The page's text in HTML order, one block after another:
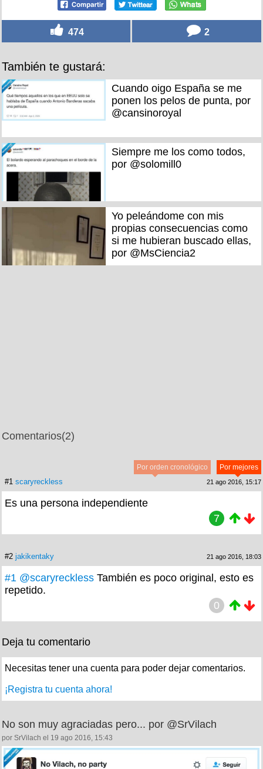
474 2
También te gustará:
Cuando oigo España se me
ponen los pelos de punta, por
@cansinoroyal
Siempre me los como todos,
por @solomill0
Yo peleándome con mis
propias consecuencias como
si me hubieran buscado ellas,
por @MsCiencia2
Comentarios(2)
Por mejores
Por orden cronológico
#1 scaryreckless 21 ago 2016, 15:17
Es una persona independiente
7
#2 jakikentaky 21 ago 2016, 18:03
#1 @scaryreckless También es poco original, esto es
repetido.
0
Deja tu comentario
Necesitas tener una cuenta para poder dejar comentarios.
¡Registra tu cuenta ahora!
No son muy agraciadas pero... por @SrVilach
por SrVilach el 19 ago 2016, 15:43